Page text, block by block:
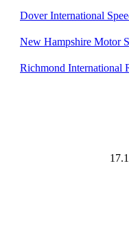
Dover International
New Hampshire Motor
Richmond International